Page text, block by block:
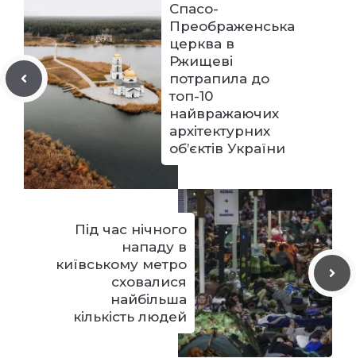
Спасо-
Преображенська
церква в
Ржищеві
потрапила до
топ-10
найвражаючих
архітектурних
об’єктів України
Під час нічного
нападу в
київському метро
сховалися
найбільша
кількість людей